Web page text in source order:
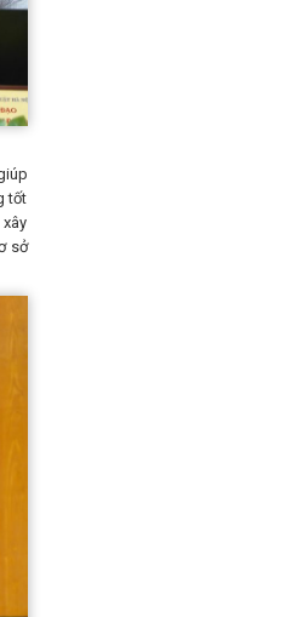
tốt
sở